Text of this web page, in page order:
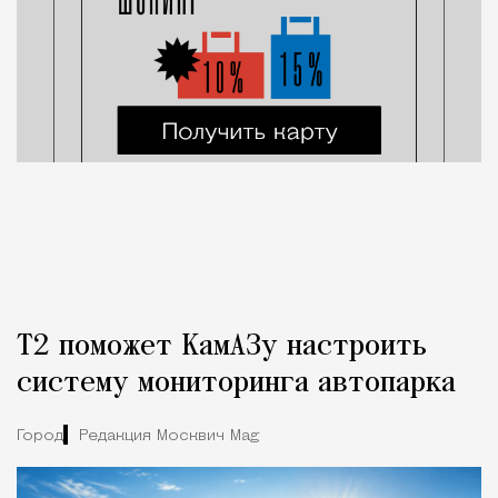
Т2 поможет КамАЗу настроить
систему мониторинга автопарка
Город Редакция Москвич Mag